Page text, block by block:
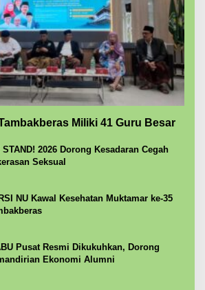
Miliki 41 Guru Besar
STAND! 2026 Dorong Kesadaran Cegah
Seksual
NU Kawal Kesehatan Muktamar ke-35
Pusat Resmi Dikukuhkan, Dorong
Ekonomi Alumni